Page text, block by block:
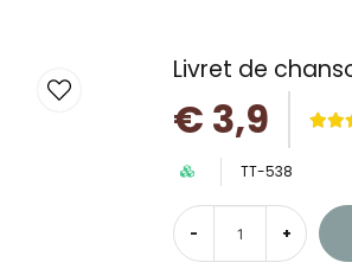
Livret de
€ 3,9
TT-538
- +